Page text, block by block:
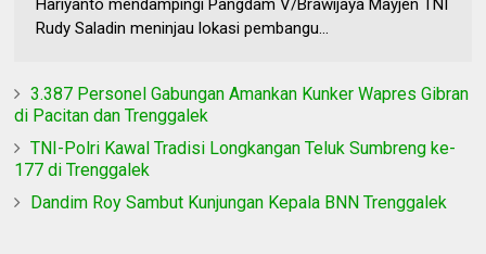
Hariyanto mendampingi Pangdam V/Brawijaya Mayjen TNI
Rudy Saladin meninjau lokasi pembangu...
3.387 Personel Gabungan Amankan Kunker Wapres Gibran
di Pacitan dan Trenggalek
TNI-Polri Kawal Tradisi Longkangan Teluk Sumbreng ke-
177 di Trenggalek
Dandim Roy Sambut Kunjungan Kepala BNN Trenggalek